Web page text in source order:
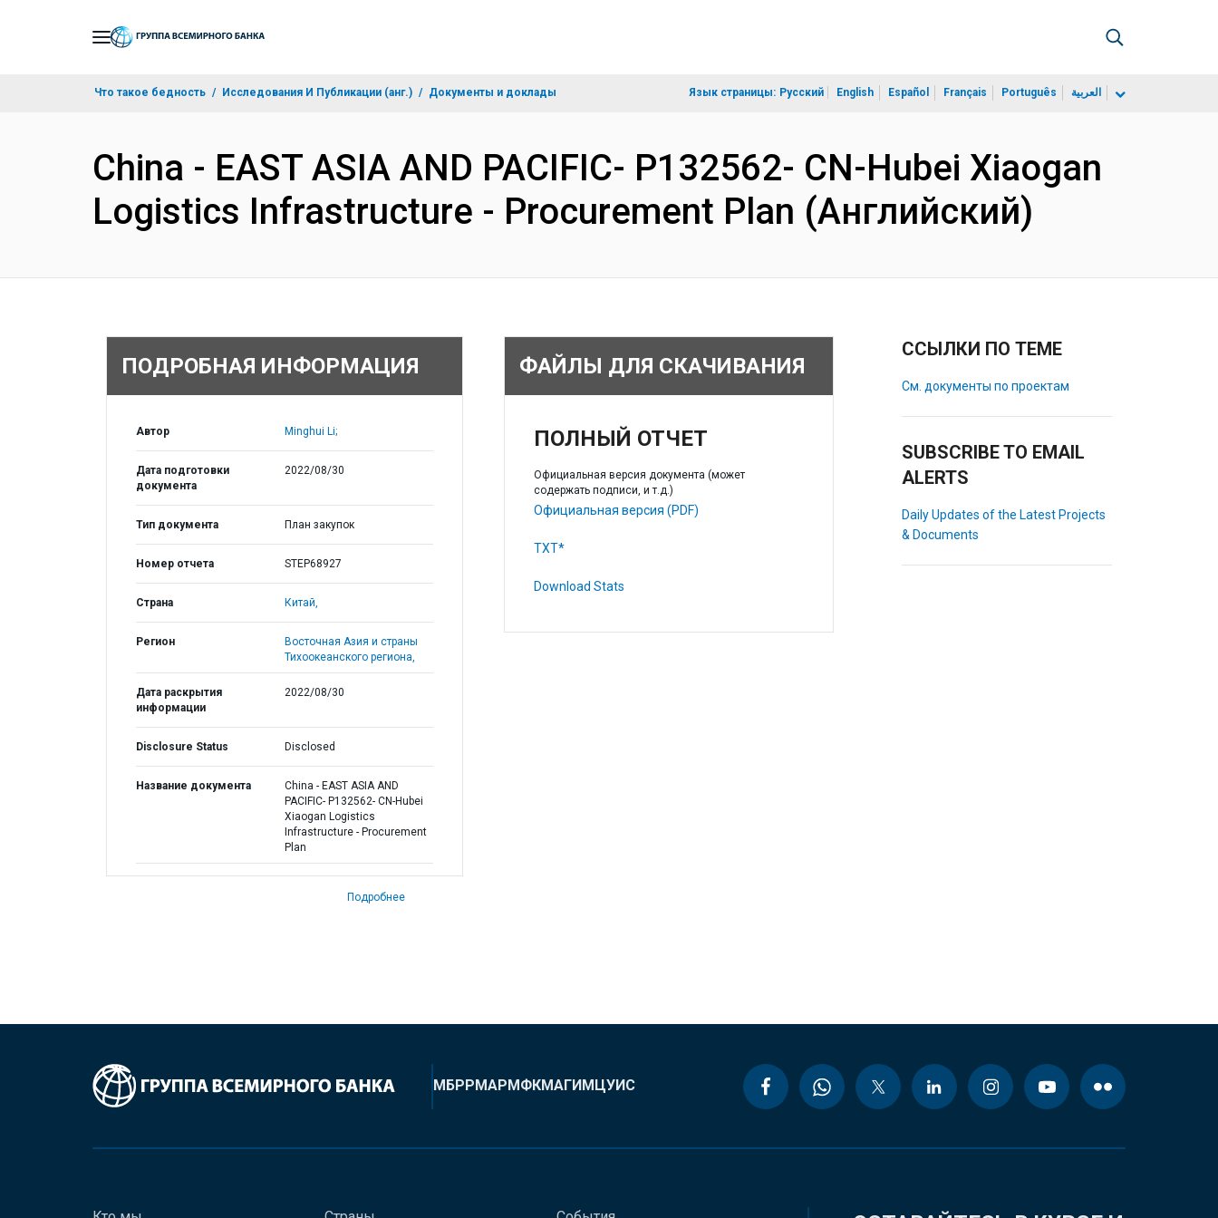
Что такое бедность Исследования И Публикации (анг.) Документы и доклады Язык страницы: Русский English Español Français Português العربية
China - EAST ASIA AND PACIFIC- P132562- CN-Hubei Xiaogan
Logistics Infrastructure - Procurement Plan (Английский)
ПОДРОБНАЯ ИНФОРМАЦИЯ
Автор Minghui Li;
Дата подготовки
документа
2022/08/30
Тип документа План закупок
Номер отчета STEP68927
Страна Китай,
Регион
Восточная Азия и страны
Тихоокеанского региона,
Дата раскрытия
информации
2022/08/30
Disclosure Status Disclosed
Название документа
China - EAST ASIA AND
PACIFIC- P132562- CN-Hubei
Xiaogan Logistics
Infrastructure - Procurement
Plan
Подробнее
ФАЙЛЫ ДЛЯ СКАЧИВАНИЯ
ПОЛНЫЙ ОТЧЕТ
Официальная версия документа (может
содержать подписи, и т.д.)
Официальная версия (PDF)
TXT*
Download Stats
ССЫЛКИ ПО ТЕМЕ
См. документы по проектам
SUBSCRIBE TO EMAIL
ALERTS
Daily Updates of the Latest Projects
& Documents
МБРРМАРМФКМАГИМЦУИС